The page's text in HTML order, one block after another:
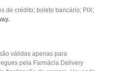
de crédito; boleto bancário; PIX;
válidas apenas para
pela Farmácia Delivery